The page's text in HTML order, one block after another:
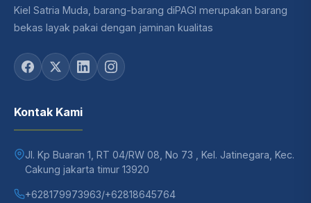
Kiel Satria Muda, barang-barang diPAGI merupakan barang
bekas layak pakai dengan jaminan kualitas
Kontak Kami
Jl. Kp Buaran 1, RT 04/RW 08, No 73 , Kel. Jatinegara, Kec.
Cakung jakarta timur 13920
+628179973963/+62818645764